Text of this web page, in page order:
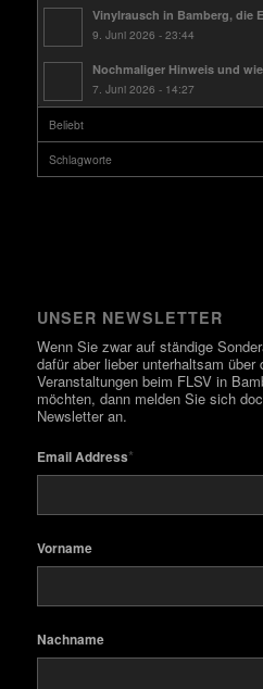
Vinylrausch in Bamberg, die
9. Juni 2026 - 23:44
Nochmaliger Hinweis und
7. Juni 2026 - 14:27
Beliebt
Schlagworte
UNSER NEWSLETTER
Wenn Sie zwar auf ständige
dafür aber lieber unterhaltsam über
Veranstaltungen beim FLSV in
möchten, dann melden Sie sich
Newsletter an.
Email Address*
Vorname
Nachname